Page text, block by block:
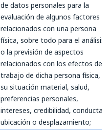
de datos personales para la
evaluación de algunos factores
relacionados con una persona
física, sobre todo para el análisis
o la previsión de aspectos
relacionados con los efectos de
trabajo de dicha persona física,
su situación material, salud,
preferencias personales,
intereses, credibilidad, conducta,
ubicación o desplazamiento;